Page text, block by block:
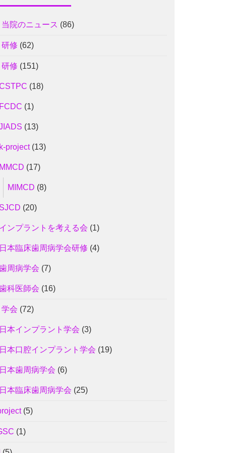
院のニュース (86)
修 (62)
修 (151)
(18)
FCDC (1)
(13)
k-project(13)
MMCD (17)
MIMCD (8)
SJCD (20)
インプラントを考える会 (1)
日本臨床歯周病学会研修 (4)
周病学会 (7)
科医師会 (16)
会 (72)
日本インプラント学会 (3)
日本口腔インプラント学会 (19)
日本歯周病学会 (6)
日本臨床歯周病学会 (25)
(5)
(1)